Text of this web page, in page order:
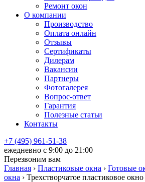
Ремонт окон
О компании
Производство
Оплата онлайн
Отзывы
Сертификаты
Дилерам
Вакансии
Партнеры
Фотогалерея
Вопрос-ответ
Гарантия
Полезные статьи
Контакты
+7 (495) 961-51-38
ежедневно c 9:00 до 21:00
Перезвоним вам
Главная › Пластиковые окна › Готовые
окна › Трехстворчатое пластиковое